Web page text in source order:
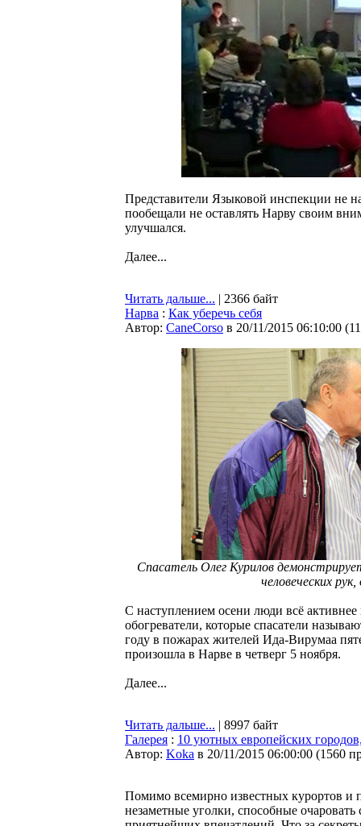
Представители Языковой инспекции не
пообещали не оставлять Нарву своим
улучшался.
Далее...
Читать дальше... | 2366 байт
Нарва : Как уберечь себя
Автор: CaneCorso в 20/11/2015 06:10:00 (
Спасатель Олег Курилов
человеческих
С наступлением осени люди всё
обогреватели, которые спасатели
году в пожарах жителей Ида-Вирумаа
произошла в Нарве в четверг 5 ноября.
Далее...
Читать дальше... | 8997 байт
Галерея : 10 уютных европейских
Автор: Koka в 20/11/2015 06:00:00 (1560
Помимо всемирно известных курортов и
незаметные уголки, способные